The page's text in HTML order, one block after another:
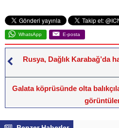
WhatsApp E-posta
Rusya, Dağlık Karabağ’da
Galata köprüsünde olta